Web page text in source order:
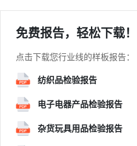
免费报告，轻松下载！
点击下载您行业线的样板报告：
纺织品检验报告
电子电器产品检验报告
杂货玩具用品检验报告